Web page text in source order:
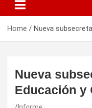
Home Nueva
Nueva
Educación y